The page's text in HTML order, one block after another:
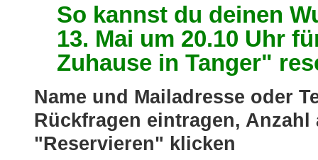
So kannst du deinen
13. Mai um 20.10 Uhr
Zuhause in Tanger"
Name und Mailadresse oder
Rückfragen eintragen,
"Reservieren" klicken